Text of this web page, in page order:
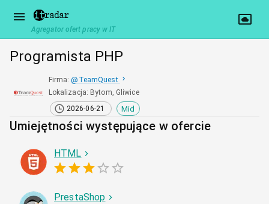
Agregator ofert pracy w IT
Programista PHP
Firma: @ TeamQuest
Lokalizacja: Bytom, Gliwice
2026-06-21
Mid
Umiejętności występujące w ofercie
HTML
PrestaShop